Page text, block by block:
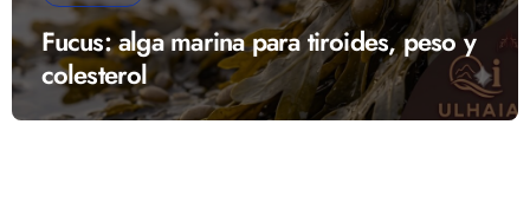
Fucus: alga marina para tiroides, peso y
colesterol